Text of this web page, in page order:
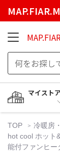
マイストア
TOP 冷暖房
hot cool ホット
能付ファンヒー